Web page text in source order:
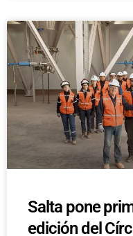
Salta pone
edición del